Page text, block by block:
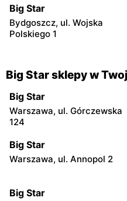
Big Star
Bydgoszcz, ul. Wojska
Polskiego 1
Big Star sklepy w
Big Star
Warszawa, ul. Górczewska
124
Big Star
Warszawa, ul. Annopol 2
Big Star